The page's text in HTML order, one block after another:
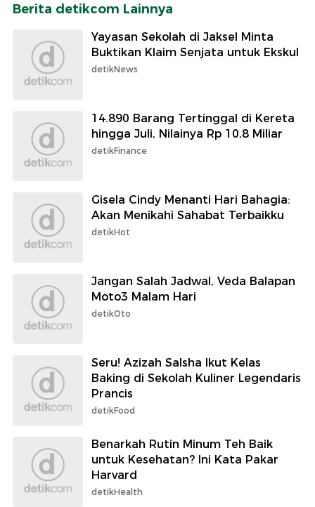
Berita detikcom Lainnya
Yayasan Sekolah di Jaksel Minta
Buktikan Klaim Senjata untuk Ekskul
detikNews
14.890 Barang Tertinggal di Kereta
hingga Juli, Nilainya Rp 10,8 Miliar
detikFinance
Gisela Cindy Menanti Hari Bahagia:
Akan Menikahi Sahabat Terbaikku
detikHot
Jangan Salah Jadwal, Veda Balapan
Moto3 Malam Hari
detikOto
Seru! Azizah Salsha Ikut Kelas
Baking di Sekolah Kuliner Legendaris
Prancis
detikFood
Benarkah Rutin Minum Teh Baik
untuk Kesehatan? Ini Kata Pakar
Harvard
detikHealth